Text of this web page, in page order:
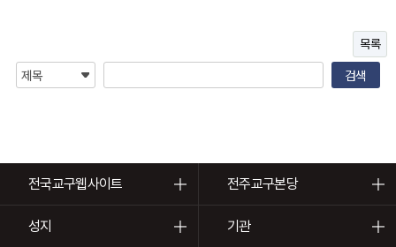
목록
전국교구웹사이트 전주교구본당
성지 기관